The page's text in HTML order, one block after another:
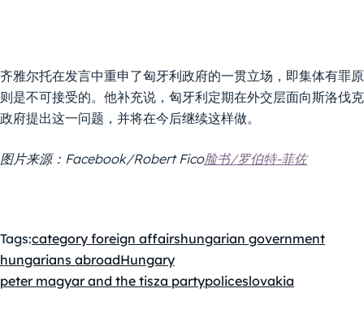
齐雅尔托在发言中重申了匈牙利政府的一贯立场，即集体有罪原
则是不可接受的。他补充说，匈牙利定期在外交层面向斯洛伐克
政府提出这一问题，并将在今后继续这样做。
图片来源：Facebook/Robert Fico脸书/罗伯特-菲佐
Tags:category foreign affairshungarian government
hungarians abroadHungary
peter magyar and the tisza partypoliceslovakia